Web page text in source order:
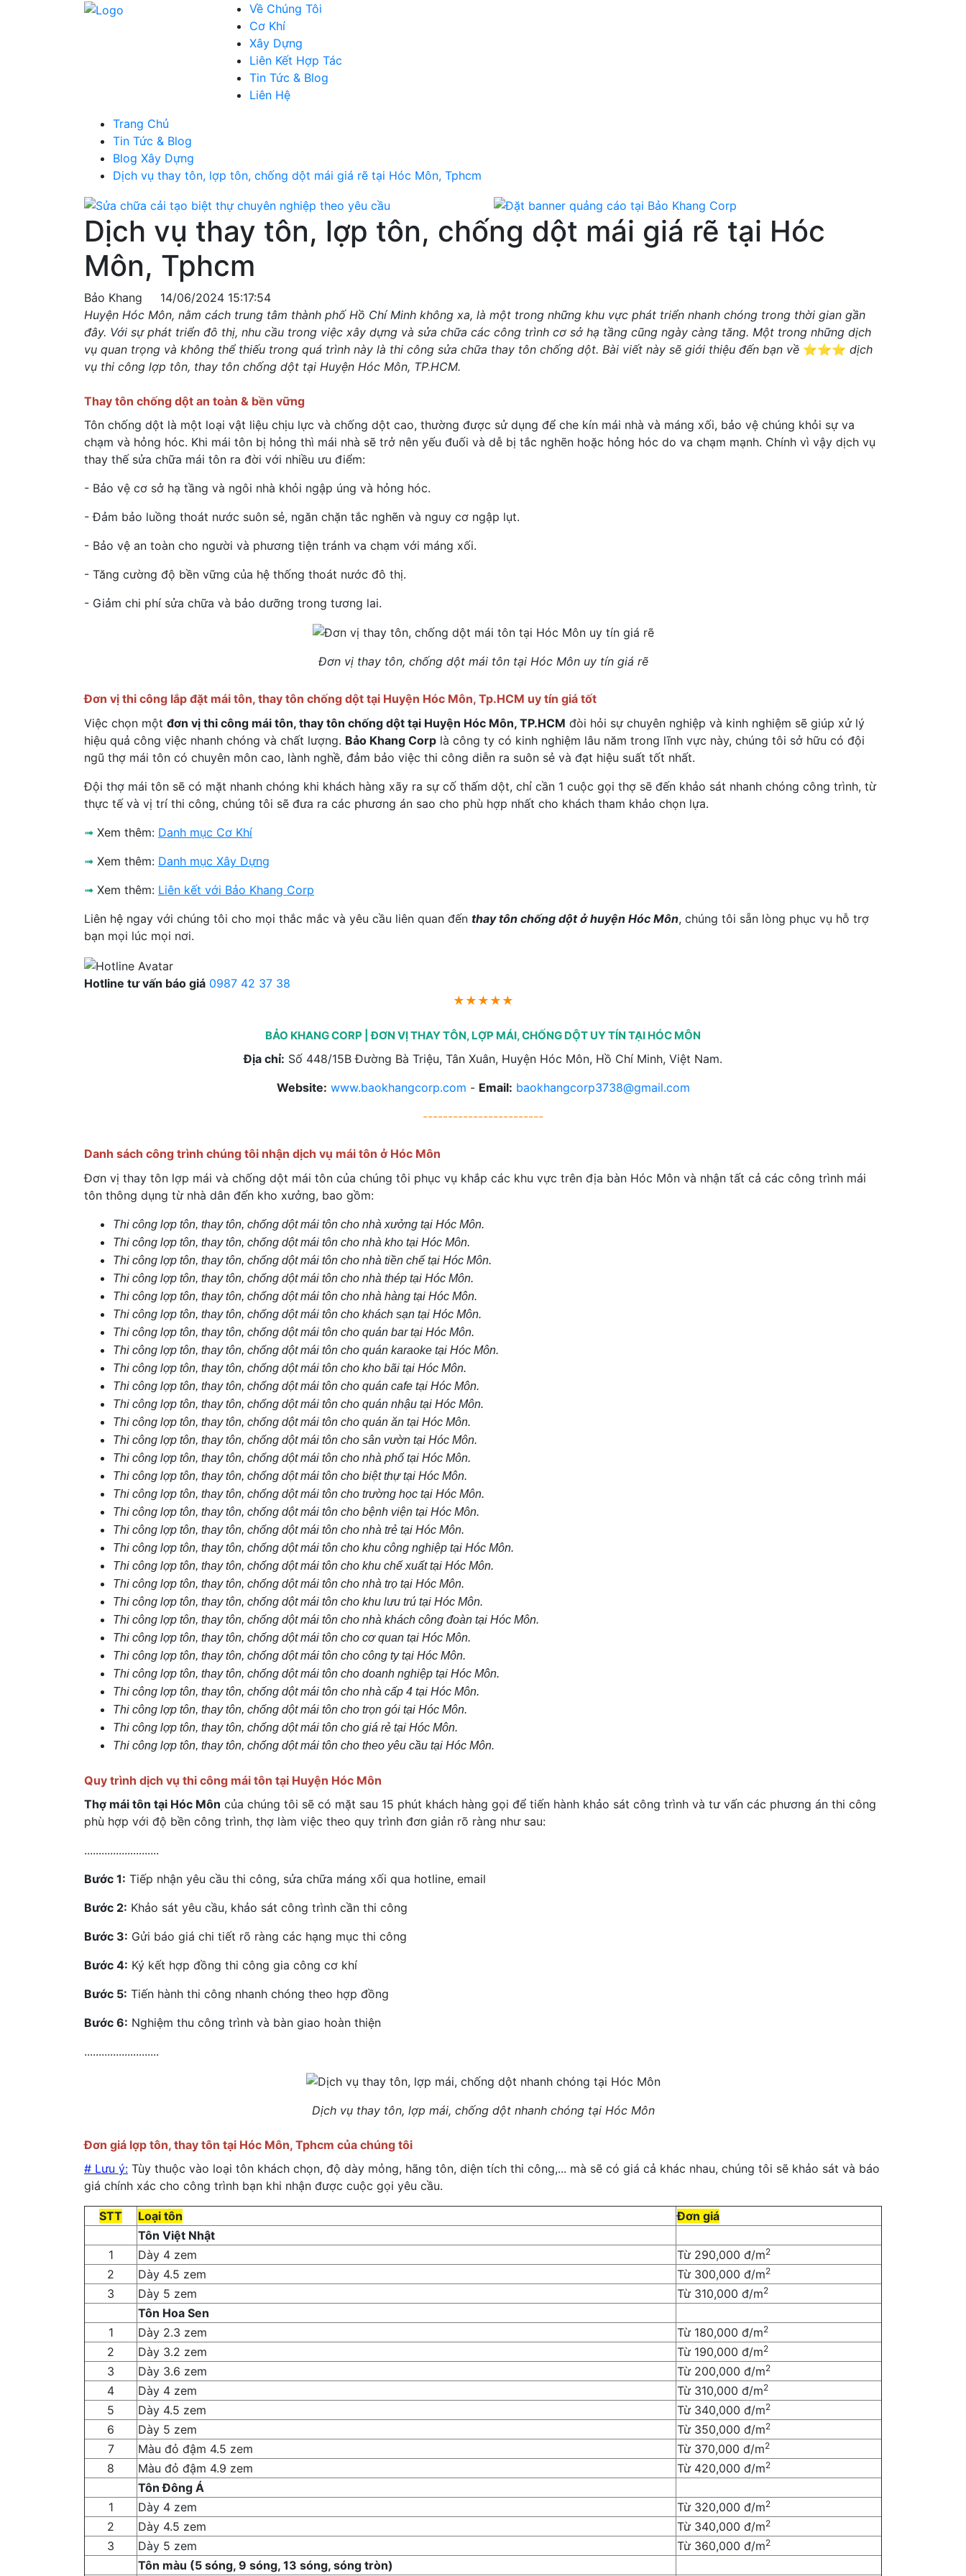
Về Chúng Tôi
Cơ Khí
Xây Dựng
Liên Kết Hợp Tác
Tin Tức & Blog
Liên Hệ
Trang Chủ
Tin Tức & Blog
Blog Xây Dựng
Dịch vụ thay tôn, lợp tôn, chống dột mái giá rẽ tại Hóc Môn, Tphcm
Dịch vụ thay tôn, lợp tôn, chống dột mái giá rẽ tại Hóc
Môn, Tphcm
Bảo Khang 14/06/2024 15:17:54
Huyện Hóc Môn, nằm cách trung tâm thành phố Hồ Chí Minh không xa, là một trong những khu vực phát triển nhanh chóng trong thời gian gần
đây. Với sự phát triển đô thị, nhu cầu trong việc xây dựng và sửa chữa các công trình cơ sở hạ tầng cũng ngày càng tăng. Một trong những dịch
vụ quan trọng và không thể thiếu trong quá trình này là thi công sửa chữa thay tôn chống dột. Bài viết này sẽ giới thiệu đến bạn về ⭐⭐⭐ dịch
vụ thi công lợp tôn, thay tôn chống dột tại Huyện Hóc Môn, TP.HCM.
Thay tôn chống dột an toàn & bền vững
Tôn chống dột là một loại vật liệu chịu lực và chống dột cao, thường được sử dụng để che kín mái nhà và máng xối, bảo vệ chúng khỏi sự va
chạm và hỏng hóc. Khi mái tôn bị hỏng thì mái nhà sẽ trở nên yếu đuối và dễ bị tắc nghẽn hoặc hỏng hóc do va chạm mạnh. Chính vì vậy dịch vụ
thay thế sửa chữa mái tôn ra đời với nhiều ưu điểm:
- Bảo vệ cơ sở hạ tầng và ngôi nhà khỏi ngập úng và hỏng hóc.
- Đảm bảo luồng thoát nước suôn sẻ, ngăn chặn tắc nghẽn và nguy cơ ngập lụt.
- Bảo vệ an toàn cho người và phương tiện tránh va chạm với máng xối.
- Tăng cường độ bền vững của hệ thống thoát nước đô thị.
- Giảm chi phí sửa chữa và bảo dưỡng trong tương lai.
Đơn vị thay tôn, chống dột mái tôn tại Hóc Môn uy tín giá rẽ
Đơn vị thi công lắp đặt mái tôn, thay tôn chống dột tại Huyện Hóc Môn, Tp.HCM uy tín giá tốt
Việc chọn một đơn vị thi công mái tôn, thay tôn chống dột tại Huyện Hóc Môn, TP.HCM đòi hỏi sự chuyên nghiệp và kinh nghiệm sẽ giúp xử lý
hiệu quả công việc nhanh chóng và chất lượng. Bảo Khang Corp là công ty có kinh nghiệm lâu năm trong lĩnh vực này, chúng tôi sở hữu có đội
ngũ thợ mái tôn có chuyên môn cao, lành nghề, đảm bảo việc thi công diễn ra suôn sẻ và đạt hiệu suất tốt nhất.
Đội thợ mái tôn sẽ có mặt nhanh chóng khi khách hàng xãy ra sự cố thấm dột, chỉ cần 1 cuộc gọi thợ sẽ đến khảo sát nhanh chóng công trình, từ
thực tế và vị trí thi công, chúng tôi sẽ đưa ra các phương án sao cho phù hợp nhất cho khách tham khảo chọn lựa.
➟ Xem thêm: Danh mục Cơ Khí
➟ Xem thêm: Danh mục Xây Dựng
➟ Xem thêm: Liên kết với Bảo Khang Corp
Liên hệ ngay với chúng tôi cho mọi thắc mắc và yêu cầu liên quan đến thay tôn chống dột ở huyện Hóc Môn, chúng tôi sẵn lòng phục vụ hỗ trợ
bạn mọi lúc mọi nơi.
Hotline tư vấn báo giá 0987 42 37 38
★★★★★
BẢO KHANG CORP | ĐƠN VỊ THAY TÔN, LỢP MÁI, CHỐNG DỘT UY TÍN TẠI HÓC MÔN
Địa chỉ: Số 448/15B Đường Bà Triệu, Tân Xuân, Huyện Hóc Môn, Hồ Chí Minh, Việt Nam.
Website: www.baokhangcorp.com - Email: baokhangcorp3738@gmail.com
------------------------
Danh sách công trình chúng tôi nhận dịch vụ mái tôn ở Hóc Môn
Đơn vị thay tôn lợp mái và chống dột mái tôn của chúng tôi phục vụ khắp các khu vực trên địa bàn Hóc Môn và nhận tất cả các công trình mái
tôn thông dụng từ nhà dân đến kho xưởng, bao gồm:
Thi công lợp tôn, thay tôn, chống dột mái tôn cho nhà xưởng tại Hóc Môn.
Thi công lợp tôn, thay tôn, chống dột mái tôn cho nhà kho tại Hóc Môn.
Thi công lợp tôn, thay tôn, chống dột mái tôn cho nhà tiền chế tại Hóc Môn.
Thi công lợp tôn, thay tôn, chống dột mái tôn cho nhà thép tại Hóc Môn.
Thi công lợp tôn, thay tôn, chống dột mái tôn cho nhà hàng tại Hóc Môn.
Thi công lợp tôn, thay tôn, chống dột mái tôn cho khách sạn tại Hóc Môn.
Thi công lợp tôn, thay tôn, chống dột mái tôn cho quán bar tại Hóc Môn.
Thi công lợp tôn, thay tôn, chống dột mái tôn cho quán karaoke tại Hóc Môn.
Thi công lợp tôn, thay tôn, chống dột mái tôn cho kho bãi tại Hóc Môn.
Thi công lợp tôn, thay tôn, chống dột mái tôn cho quán cafe tại Hóc Môn.
Thi công lợp tôn, thay tôn, chống dột mái tôn cho quán nhậu tại Hóc Môn.
Thi công lợp tôn, thay tôn, chống dột mái tôn cho quán ăn tại Hóc Môn.
Thi công lợp tôn, thay tôn, chống dột mái tôn cho sân vườn tại Hóc Môn.
Thi công lợp tôn, thay tôn, chống dột mái tôn cho nhà phố tại Hóc Môn.
Thi công lợp tôn, thay tôn, chống dột mái tôn cho biệt thự tại Hóc Môn.
Thi công lợp tôn, thay tôn, chống dột mái tôn cho trường học tại Hóc Môn.
Thi công lợp tôn, thay tôn, chống dột mái tôn cho bệnh viện tại Hóc Môn.
Thi công lợp tôn, thay tôn, chống dột mái tôn cho nhà trẻ tại Hóc Môn.
Thi công lợp tôn, thay tôn, chống dột mái tôn cho khu công nghiệp tại Hóc Môn.
Thi công lợp tôn, thay tôn, chống dột mái tôn cho khu chế xuất tại Hóc Môn.
Thi công lợp tôn, thay tôn, chống dột mái tôn cho nhà trọ tại Hóc Môn.
Thi công lợp tôn, thay tôn, chống dột mái tôn cho khu lưu trú tại Hóc Môn.
Thi công lợp tôn, thay tôn, chống dột mái tôn cho nhà khách công đoàn tại Hóc Môn.
Thi công lợp tôn, thay tôn, chống dột mái tôn cho cơ quan tại Hóc Môn.
Thi công lợp tôn, thay tôn, chống dột mái tôn cho công ty tại Hóc Môn.
Thi công lợp tôn, thay tôn, chống dột mái tôn cho doanh nghiệp tại Hóc Môn.
Thi công lợp tôn, thay tôn, chống dột mái tôn cho nhà cấp 4 tại Hóc Môn.
Thi công lợp tôn, thay tôn, chống dột mái tôn cho trọn gói tại Hóc Môn.
Thi công lợp tôn, thay tôn, chống dột mái tôn cho giá rẻ tại Hóc Môn.
Thi công lợp tôn, thay tôn, chống dột mái tôn cho theo yêu cầu tại Hóc Môn.
Quy trình dịch vụ thi công mái tôn tại Huyện Hóc Môn
Thợ mái tôn tại Hóc Môn của chúng tôi sẽ có mặt sau 15 phút khách hàng gọi để tiến hành khảo sát công trình và tư vấn các phương án thi công
phù hợp với độ bền công trình, thợ làm việc theo quy trình đơn giản rõ ràng như sau:
..........................
Bước 1: Tiếp nhận yêu cầu thi công, sửa chữa máng xối qua hotline, email
Bước 2: Khảo sát yêu cầu, khảo sát công trình cần thi công
Bước 3: Gửi báo giá chi tiết rõ ràng các hạng mục thi công
Bước 4: Ký kết hợp đồng thi công gia công cơ khí
Bước 5: Tiến hành thi công nhanh chóng theo hợp đồng
Bước 6: Nghiệm thu công trình và bàn giao hoàn thiện
..........................
Dịch vụ thay tôn, lợp mái, chống dột nhanh chóng tại Hóc Môn
Đơn giá lợp tôn, thay tôn tại Hóc Môn, Tphcm của chúng tôi
# Lưu ý: Tùy thuộc vào loại tôn khách chọn, độ dày mỏng, hãng tôn, diện tích thi công,... mà sẽ có giá cả khác nhau, chúng tôi sẽ khảo sát và báo
giá chính xác cho công trình bạn khi nhận được cuộc gọi yêu cầu.
STT Loại tôn
Đơn giá
Tôn Việt Nhật
1
Dày 4 zem Từ 290,000 đ/m2
2 Dày 4.5 zem Từ 300,000 đ/m2
3 Dày 5 zem Từ 310,000 đ/m2
Tôn Hoa Sen
1
Dày 2.3 zem Từ 180,000 đ/m2
2 Dày 3.2 zem Từ 190,000 đ/m2
3 Dày 3.6 zem Từ 200,000 đ/m2
4 Dày 4 zem Từ 310,000 đ/m2
5 Dày 4.5 zem Từ 340,000 đ/m2
6 Dày 5 zem Từ 350,000 đ/m2
7 Màu đỏ đậm 4.5 zem Từ 370,000 đ/m2
8 Màu đỏ đậm 4.9 zem Từ 420,000 đ/m2
Tôn Đông Á
1
Dày 4 zem Từ 320,000 đ/m2
2 Dày 4.5 zem Từ 340,000 đ/m2
3 Dày 5 zem Từ 360,000 đ/m2
Tôn màu (5 sóng, 9 sóng, 13 sóng, sóng tròn)